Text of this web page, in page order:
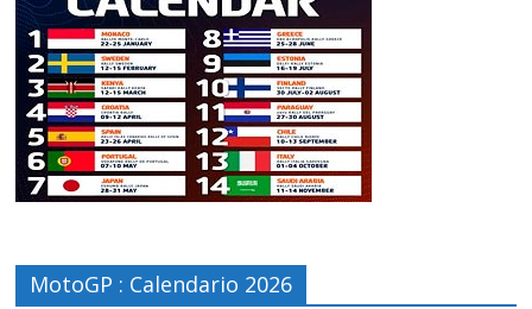
MotoGP : Calendario 2026